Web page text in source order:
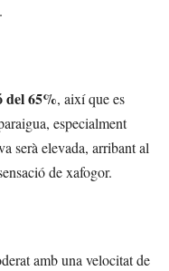
del 65%, així que es
especialment
serà elevada, arribant al
de xafogor.
amb una velocitat de